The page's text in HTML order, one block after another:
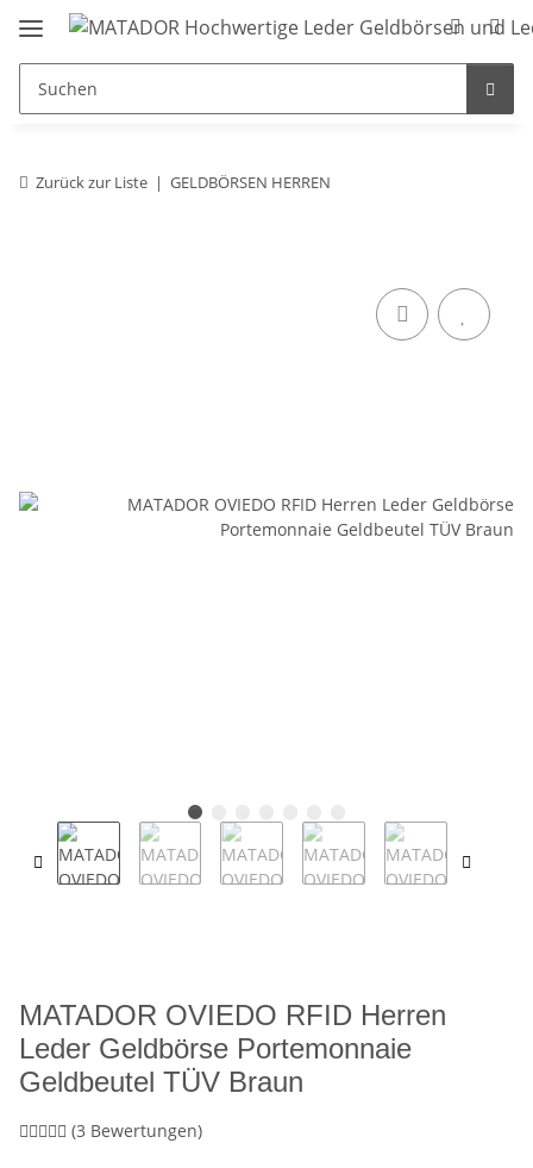
Zurück zur Liste GELDBÖRSEN HERREN
MATADOR OVIEDO RFID Herren
Leder Geldbörse Portemonnaie
Geldbeutel TÜV Braun
(3 Bewertungen)